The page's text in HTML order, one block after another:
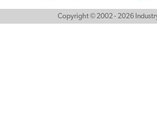
Copyright © 2002 - 2026